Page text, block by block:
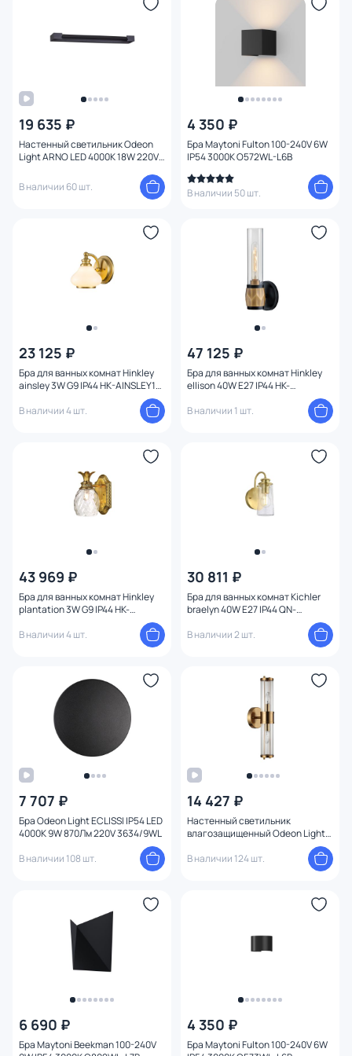
19 635 ₽
Настенный светильник Odeon
Light ARNO LED 4000K 18W 220V
В наличии 60 шт.
4 350 ₽
Бра Maytoni Fulton 100-240V 6W
IP54 3000K O572WL-L6B
В наличии 50 шт.
23 125 ₽
Бра для ванных комнат Hinkley
ainsley 3W G9 IP44 HK-AINSLEY1-
В наличии 4 шт.
47 125 ₽
Бра для ванных комнат Hinkley
ellison 40W E27 IP44 HK-
В наличии 1 шт.
43 969 ₽
Бра для ванных комнат Hinkley
plantation 3W G9 IP44 HK-
В наличии 4 шт.
30 811 ₽
Бра для ванных комнат Kichler
braelyn 40W E27 IP44 QN-
В наличии 2 шт.
7 707 ₽
Бра Odeon Light ECLISSI IP54 LED
4000K 9W 870Лм 220V 3634/9WL
В наличии 108 шт.
14 427 ₽
Настенный светильник
влагозащищенный Odeon Light
В наличии 124 шт.
6 690 ₽
Бра Maytoni Beekman 100-240V
4 350 ₽
Бра Maytoni Fulton 100-240V 6W
Комплектация
Вид освещения
Степень пыле-влагозащиты
Конструкция